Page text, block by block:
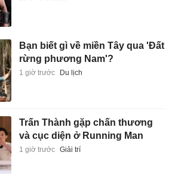
Bạn biết gì về miền Tây qua 'Đất
rừng phương Nam'?
1 giờ trước Du lịch
Trấn Thành gặp chấn thương
và cục diện ở Running Man
1 giờ trước Giải trí